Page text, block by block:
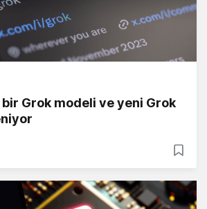
bir Grok modeli ve yeni Grok